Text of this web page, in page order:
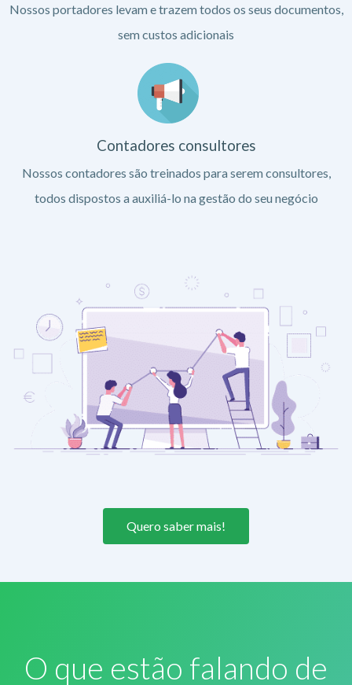
Nossos portadores levam e trazem todos os seus documentos,
sem custos adicionais
Contadores consultores
Nossos contadores são treinados para serem consultores,
todos dispostos a auxiliá-lo na gestão do seu negócio
Quero saber mais!
O que estão falando de